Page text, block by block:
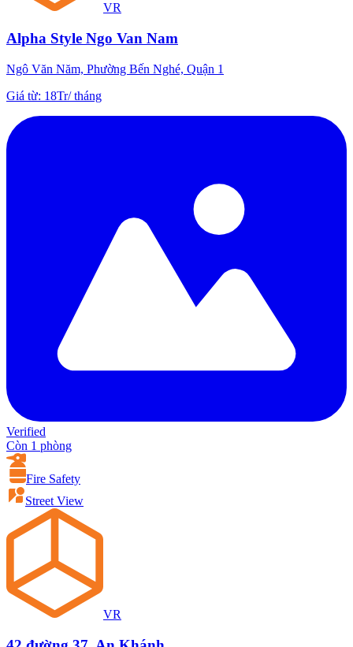
VR
Alpha Style Ngo Van Nam
Ngô Văn Năm, Phường Bến Nghé, Quận 1
Giá từ: 18Tr/tháng
Verified
Còn 1 phòng
Fire Safety
Street View
VR